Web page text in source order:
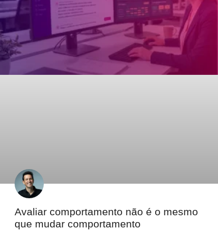
Avaliar comportamento não é o mesmo
que mudar comportamento